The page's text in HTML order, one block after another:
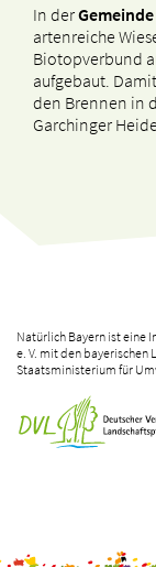
In der
artenreiche
Biotopverbund
aufgebaut.
den Brennen in
Garchinger
Natürlich Bayern ist eine
e. V. mit den
Staatsministerium für